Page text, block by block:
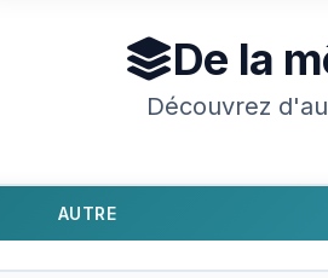
De la
Découvrez
AUTRE